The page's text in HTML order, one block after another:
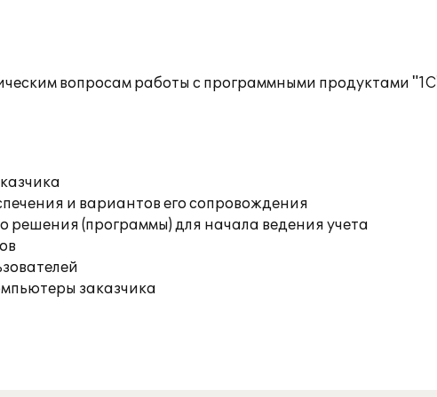
вопросам работы с программными продуктами
и вариантов его сопровождения
решения (программы) для начала ведения учета
заказчика